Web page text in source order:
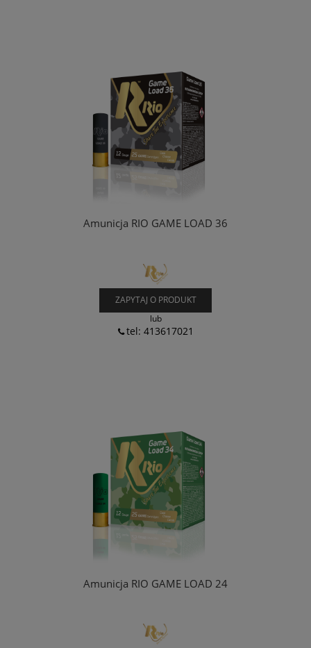
Amunicja RIO GAME LOAD 36
ZAPYTAJ O PRODUKT
lub
tel: 413617021
Amunicja RIO GAME LOAD 24